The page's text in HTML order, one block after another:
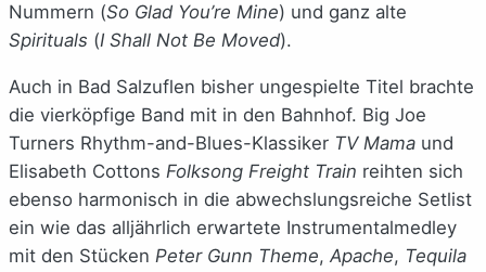
Nummern (So Glad You’re Mine) und ganz alte
Spirituals (I Shall Not Be Moved).
Auch in Bad Salzuflen bisher ungespielte Titel brachte
die vierköpfige Band mit in den Bahnhof. Big Joe
Turners Rhythm-and-Blues-Klassiker TV Mama und
Elisabeth Cottons Folksong Freight Train reihten sich
ebenso harmonisch in die abwechslungsreiche Setlist
ein wie das alljährlich erwartete Instrumentalmedley
mit den Stücken Peter Gunn Theme, Apache, Tequila